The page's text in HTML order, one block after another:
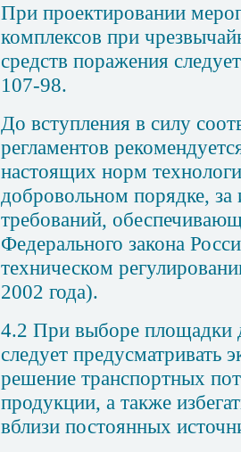
При проектировании
комплексов при
средств поражения
107-98.
До вступления в силу
регламентов
настоящих норм
добровольном порядке,
требований,
Федерального закона
техническом
2002 года).
4.2 При выборе площадки
следует предусматривать
решение транспортных
продукции, а также
вблизи постоянных